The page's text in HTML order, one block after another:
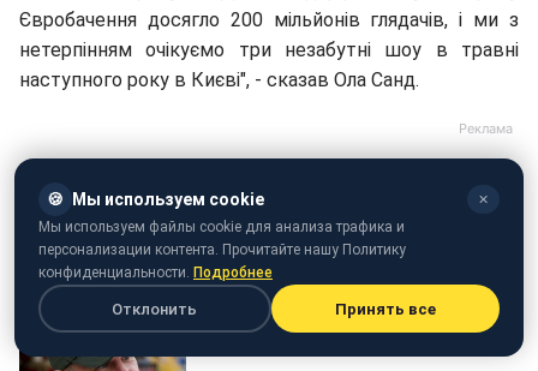
Євробачення досягло 200 мільйонів глядачів, і ми з
нетерпінням очікуємо три незабутні шоу в травні
наступного року в Києві", - сказав Ола Санд.
🍪 Мы используем cookie ✕
Мы используем файлы cookie для анализа трафика и
персонализации контента. Прочитайте нашу Политику
конфиденциальности. Подробнее
Отклонить Принять все